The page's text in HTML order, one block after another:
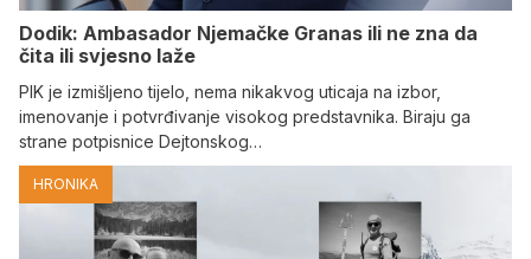
Dodik: Ambasador Njemačke Granas ili ne zna da
čita ili svjesno laže
PIK je izmišljeno tijelo, nema nikakvog uticaja na izbor,
imenovanje i potvrđivanje visokog predstavnika. Biraju ga
strane potpisnice Dejtonskog…
HRONIKA